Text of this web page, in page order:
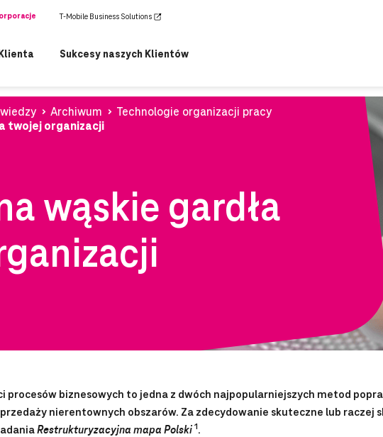
T-Mobile Business Solutions
Sukcesy naszych Klientów
Archiwum
Technologie organizacji pracy
twojej organizacji
wąskie gardła
biznesowych to jedna z dwóch najpopularniejszych metod
nierentownych obszarów. Za zdecydowanie skuteczne lub raczej
Restrukturyzacyjna mapa Polski 1.